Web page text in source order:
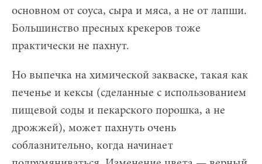
основном от соуса, сыра и мяса, а не от лапши.
Большинство пресных крекеров тоже
практически не пахнут.
Но выпечка на химической закваске, такая как
печенье и кексы (сделанные с использованием
пищевой соды и пекарского порошка, а не
дрожжей), может пахнуть очень
соблазнительно, когда начинает